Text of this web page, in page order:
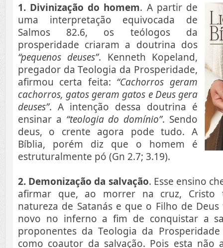
1. Divinização do homem. A partir de
uma interpretação equivocada de
Salmos 82.6, os teólogos da
prosperidade criaram a doutrina dos
“pequenos deuses”. Kenneth Kopeland,
pregador da Teologia da Prosperidade,
afirmou certa feita: “Cachorros geram
cachorros, gatos geram gatos e Deus gera
deuses”. A intenção dessa doutrina é
ensinar a “teologia do domínio”. Sendo
deus, o crente agora pode tudo. A
Bíblia, porém diz que o homem é
estruturalmente pó (Gn 2.7; 3.19).
2. Demonização da salvação. Esse ensino
afirmar que, ao morrer na cruz, Cristo
natureza de Satanás e que o Filho de
novo no inferno a fim de conquistar a
proponentes da Teologia da
como coautor da salvação. Pois esta não